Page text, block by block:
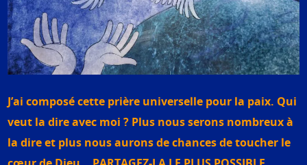
J’ai composé cette prière universelle pour la paix. Qui
veut la dire avec moi ? Plus nous serons nombreux à
la dire et plus nous aurons de chances de toucher le